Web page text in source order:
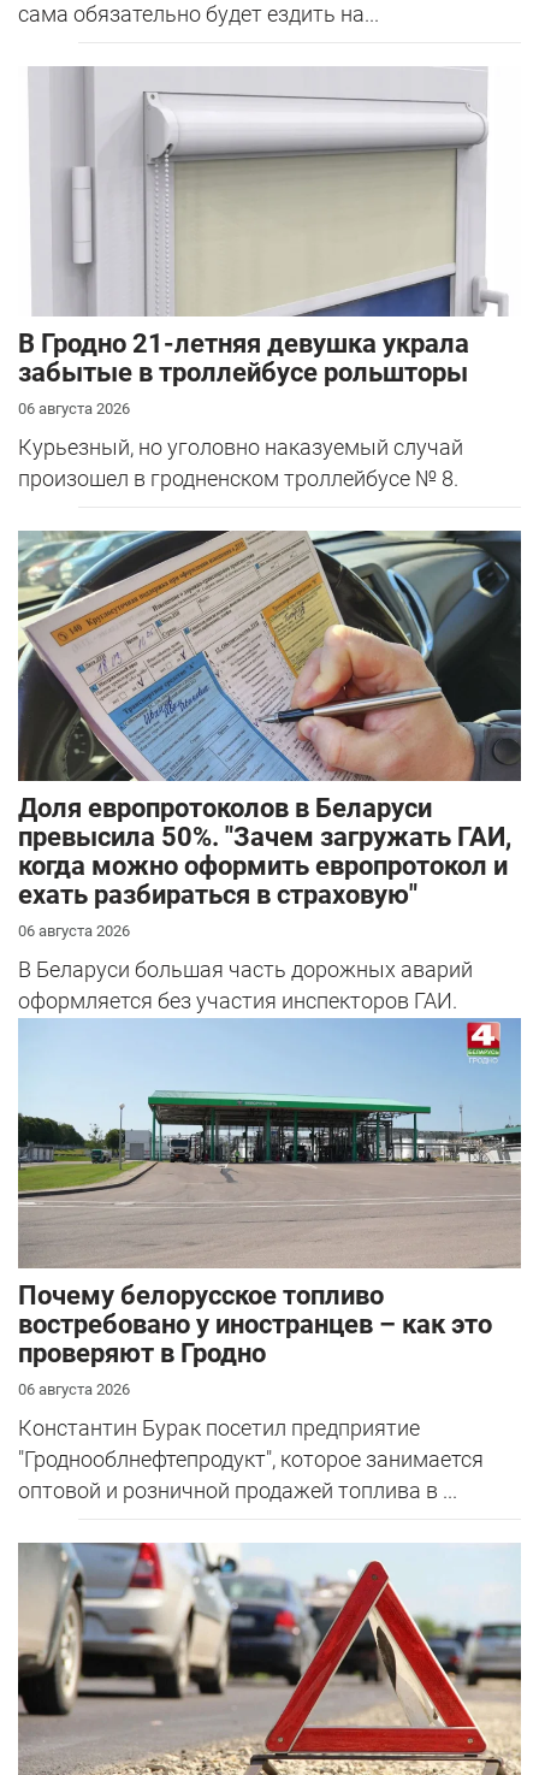
сама обязательно будет ездить на...
В Гродно 21-летняя девушка украла
забытые в троллейбусе рольшторы
06 августа 2026
Курьезный, но уголовно наказуемый случай
произошел в гродненском троллейбусе № 8.
Доля европротоколов в Беларуси
превысила 50%. "Зачем загружать ГАИ,
когда можно оформить европротокол и
ехать разбираться в страховую"
06 августа 2026
В Беларуси большая часть дорожных аварий
оформляется без участия инспекторов ГАИ.
Почему белорусское топливо
востребовано у иностранцев – как это
проверяют в Гродно
06 августа 2026
Константин Бурак посетил предприятие
"Гроднооблнефтепродукт", которое занимается
оптовой и розничной продажей топлива в ...